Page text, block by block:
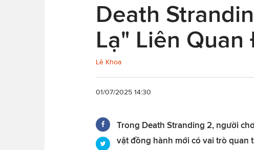
Death
Lạ" Liên
Lê Khoa
01/07/2025 14:30
Trong Death Stranding 2, người
vật đồng hành mới có vai trò quan